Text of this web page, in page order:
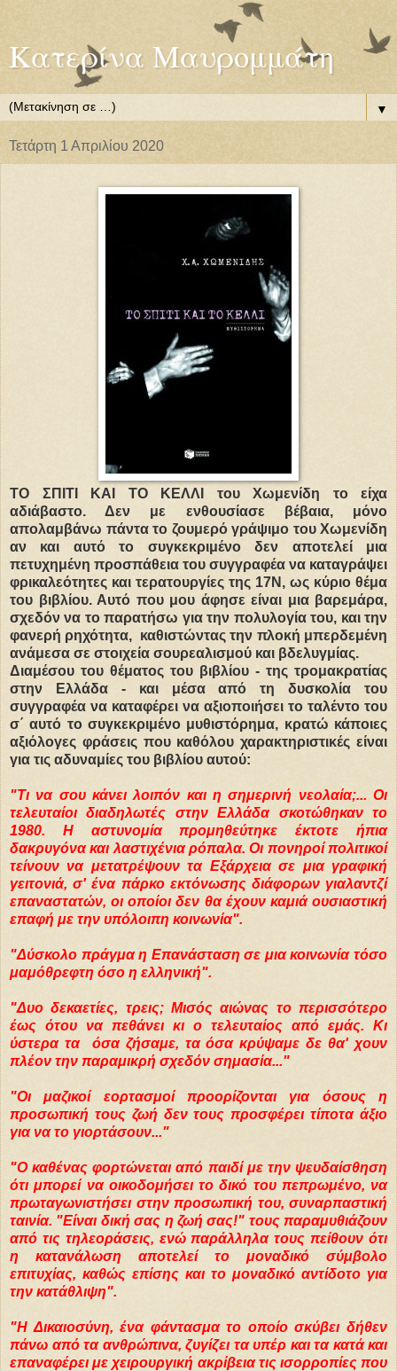
Κατερίνα Μαυρομμάτη
▼
Τετάρτη 1 Απριλίου 2020
TO ΣΠΙΤΙ ΚΑΙ ΤΟ ΚΕΛΛΙ του Χωμενίδη το είχα
αδιάβαστο. Δεν με ενθουσίασε βέβαια, μόνο
απολαμβάνω πάντα το ζουμερό γράψιμο του Χωμενίδη
αν και αυτό το συγκεκριμένο δεν αποτελεί μια
πετυχημένη προσπάθεια του συγγραφέα να καταγράψει
φρικαλεότητες και τερατουργίες της 17Ν, ως κύριο θέμα
του βιβλίου. Αυτό που μου άφησε είναι μια βαρεμάρα,
σχεδόν να το παρατήσω για την πολυλογία του, και την
φανερή ρηχότητα, καθιστώντας την πλοκή μπερδεμένη
ανάμεσα σε στοιχεία σουρεαλισμού και βδελυγμίας.
Διαμέσου του θέματος του βιβλίου - της τρομακρατίας
στην Ελλάδα - και μέσα από τη δυσκολία του
συγγραφέα να καταφέρει να αξιοποιήσει το ταλέντο του
σ΄ αυτό το συγκεκριμένο μυθιστόρημα, κρατώ κάποιες
αξιόλογες φράσεις που καθόλου χαρακτηριστικές είναι
για τις αδυναμίες του βιβλίου αυτού:
"Τι να σου κάνει λοιπόν και η σημερινή νεολαία;... Οι
τελευταίοι διαδηλωτές στην Ελλάδα σκοτώθηκαν το
1980. Η αστυνομία προμηθεύτηκε έκτοτε ήπια
δακρυγόνα και λαστιχένια ρόπαλα. Οι πονηροί πολιτικοί
τείνουν να μετατρέψουν τα Εξάρχεια σε μια γραφική
γειτονιά, σ' ένα πάρκο εκτόνωσης διάφορων γιαλαντζί
επαναστατών, οι οποίοι δεν θα έχουν καμιά ουσιαστική
επαφή με την υπόλοιπη κοινωνία".
"Δύσκολο πράγμα η Επανάσταση σε μια κοινωνία τόσο
μαμόθρεφτη όσο η ελληνική".
"Δυο δεκαετίες, τρεις; Μισός αιώνας το περισσότερο
έως ότου να πεθάνει κι ο τελευταίος από εμάς. Κι
ύστερα τα όσα ζήσαμε, τα όσα κρύψαμε δε θα' χουν
πλέον την παραμικρή σχεδόν σημασία..."
"Οι μαζικοί εορτασμοί προορίζονται για όσους η
προσωπική τους ζωή δεν τους προσφέρει τίποτα άξιο
για να το γιορτάσουν..."
"Ο καθένας φορτώνεται από παιδί με την ψευδαίσθηση
ότι μπορεί να οικοδομήσει το δικό του πεπρωμένο, να
πρωταγωνιστήσει στην προσωπική του, συναρπαστική
ταινία. "Είναι δική σας η ζωή σας!" τους παραμυθιάζουν
από τις τηλεοράσεις, ενώ παράλληλα τους πείθουν ότι
η κατανάλωση αποτελεί το μοναδικό σύμβολο
επιτυχίας, καθώς επίσης και το μοναδικό αντίδοτο για
την κατάθλιψη".
"Η Δικαιοσύνη, ένα φάντασμα το οποίο σκύβει δήθεν
πάνω από τα ανθρώπινα, ζυγίζει τα υπέρ και τα κατά και
επαναφέρει με χειρουργική ακρίβεια τις ισορροπίες που